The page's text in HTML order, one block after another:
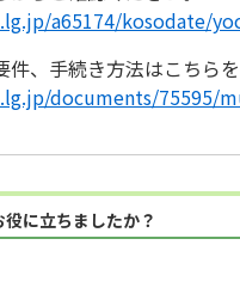
a65174/kosodate/
件、手続き方法はこちら
documents/75595/
に立ちましたか？